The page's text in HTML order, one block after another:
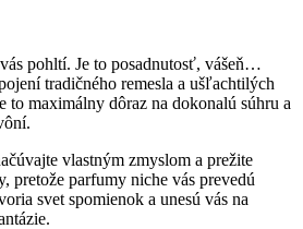
pohltí. Je to posadnutosť, vášeň…
tradičného remesla a ušľachtilých
to maximálny dôraz na dokonalú súhru a
vlastným zmyslom a prežite
pretože parfumy niche vás prevedú
svet spomienok a unesú vás na